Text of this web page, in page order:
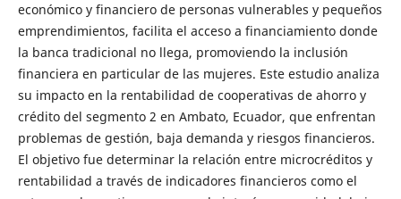
económico y financiero de personas vulnerables y pequeños
emprendimientos, facilita el acceso a financiamiento donde
la banca tradicional no llega, promoviendo la inclusión
financiera en particular de las mujeres. Este estudio analiza
su impacto en la rentabilidad de cooperativas de ahorro y
crédito del segmento 2 en Ambato, Ecuador, que enfrentan
problemas de gestión, baja demanda y riesgos financieros.
El objetivo fue determinar la relación entre microcréditos y
rentabilidad a través de indicadores financieros como el